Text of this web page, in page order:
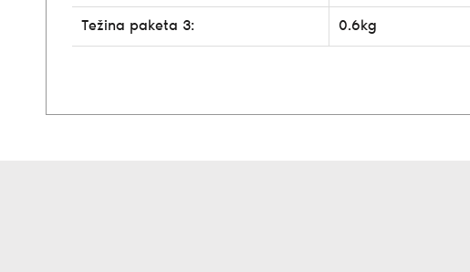
Težina paketa 3: 0.6kg